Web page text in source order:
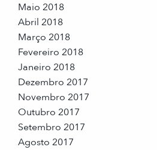
Maio 2018
Abril 2018
Março 2018
Fevereiro 2018
Janeiro 2018
Dezembro 2017
Novembro 2017
Outubro 2017
Setembro 2017
Agosto 2017